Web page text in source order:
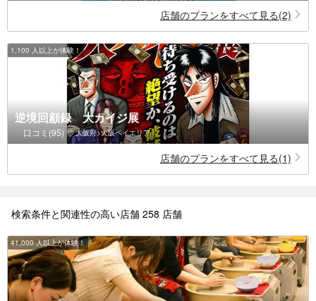
店舗のプランをすべて見る(2)
1,100 人以上が体験！
逆境回顧録 大カイジ展
口コミ(95) 大阪府>大阪ベイエリア
店舗のプランをすべて見る(1)
検索条件と関連性の高い店舗 258 店舗
41,000 人以上が体験！